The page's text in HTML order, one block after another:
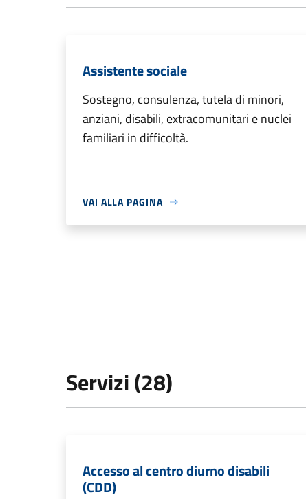
Assistente sociale
Sostegno, consulenza, tutela di minori,
anziani, disabili, extracomunitari e nuclei
familiari in difficoltà.
VAI ALLA PAGINA
Servizi (28)
Accesso al centro diurno disabili
(CDD)